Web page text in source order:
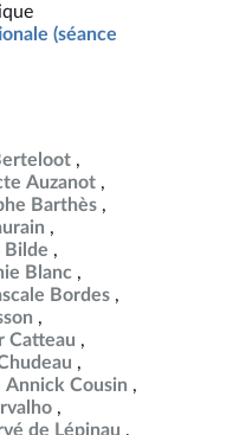
(séance
Auzanot
Barthès
Bilde
Blanc
Bordes
Catteau
Annick Cousin
de Lépinau